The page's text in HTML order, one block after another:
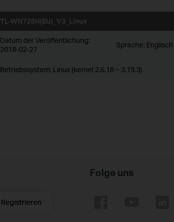
TL-WN725N(EU)_V3_Linux
Datum der Veröffentlichung:
2018-02-27
Sprache: Englisch
Betriebssystem: Linux (kernel 2.6.18 ~ 3.19.3)
Registrieren
Folge uns